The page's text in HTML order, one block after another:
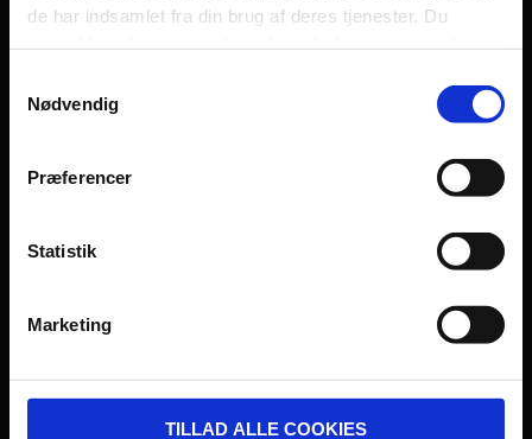
de har indsamlet fra din brug af deres tjenester. Du
Nødvendig
Præferencer
Statistik
Marketing
TILLAD ALLE COOKIES